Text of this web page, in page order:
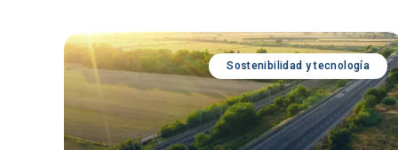
Sostenibilidad y tecnología